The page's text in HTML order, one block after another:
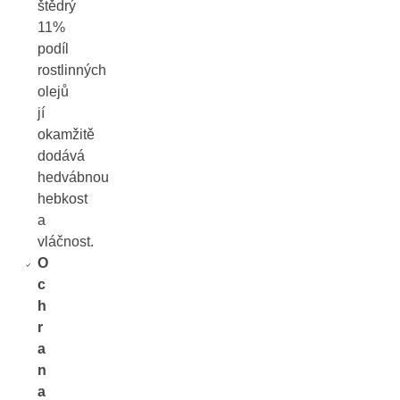
štědrý
11%
podíl
rostlinných
olejů
jí
okamžitě
dodává
hedvábnou
hebkost
a
vláčnost.
O
c
h
r
a
n
a